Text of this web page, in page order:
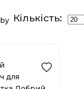
Кількість: